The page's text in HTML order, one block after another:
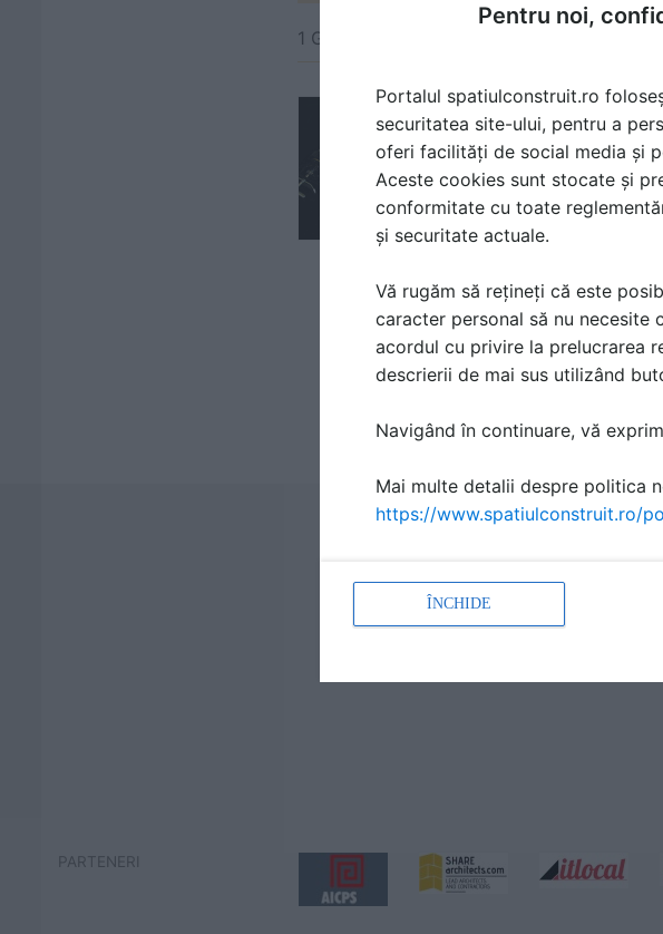
1 GAMĂ DE PRODUSE ÎNSCRISĂ
Tratamente
DRYHOUSE
utilizat si cu
41 imagini | 5
PARTENERI
Pentru noi,
Portalul spatiulconstruit.ro
securitatea site-ului, pentru a
oferi facilități de social media și
Aceste cookies sunt stocate și
conformitate cu toate
și securitate actuale.
Vă rugăm să rețineți că este
caracter personal să nu necesite
acordul cu privire la prelucrarea
descrierii de mai sus utilizând
Navigând în continuare, vă
Mai multe detalii despre politica
https://www.spatiulconstruit.ro/
ÎNCHIDE